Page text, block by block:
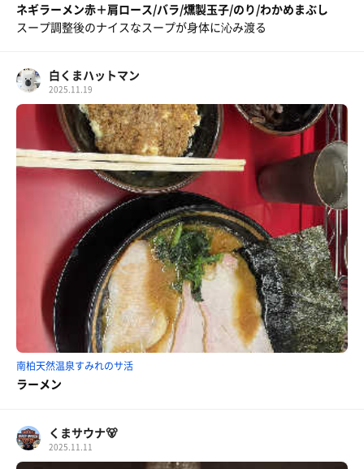
ネギラーメン赤＋肩ロース/バラ/燻製玉子/のり/わかめまぶし
スープ調整後のナイスなスープが身体に沁み渡る
白くまハットマン
2025.11.19
南柏天然温泉すみれのサ活
ラーメン
くまサウナ🐻
2025.11.11